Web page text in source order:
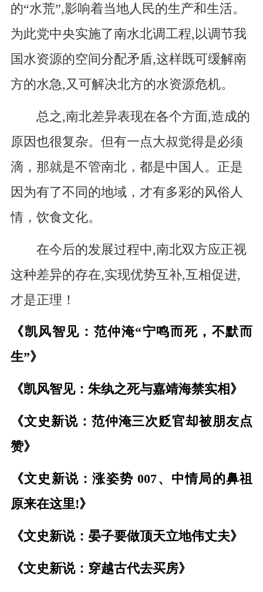
的“水荒”,影响着当地人民的生产和生活。
为此党中央实施了南水北调工程,以调节我
国水资源的空间分配矛盾,这样既可缓解南
方的水急,又可解决北方的水资源危机。
总之,南北差异表现在各个方面,造成的
原因也很复杂。但有一点大叔觉得是必须
滴，那就是不管南北，都是中国人。正是
因为有了不同的地域，才有多彩的风俗人
情，饮食文化。
在今后的发展过程中,南北双方应正视
这种差异的存在,实现优势互补,互相促进,
才是正理！
《凯风智见：范仲淹“宁鸣而死，不默而
生”》
《凯风智见：朱纨之死与嘉靖海禁实相》
《文史新说：范仲淹三次贬官却被朋友点
赞》
《文史新说：涨姿势 007、中情局的鼻祖
原来在这里!》
《文史新说：晏子要做顶天立地伟丈夫》
《文史新说：穿越古代去买房》